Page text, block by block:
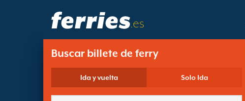
.es
Buscar billete de ferry
Ida y vuelta Solo Ida